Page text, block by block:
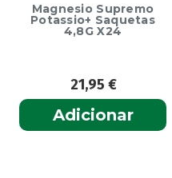
Magnesio Supremo
Potassio+ Saquetas
4,8G X24
21,95€
Adicionar